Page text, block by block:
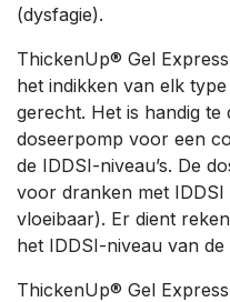
(dysfagie).
ThickenUp® Gel
het indikken van elk
gerecht. Het is handig te
doseerpomp voor een
de IDDSI-niveau’s. De
voor dranken met
vloeibaar). Er dient
het IDDSI-niveau van
ThickenUp® Gel